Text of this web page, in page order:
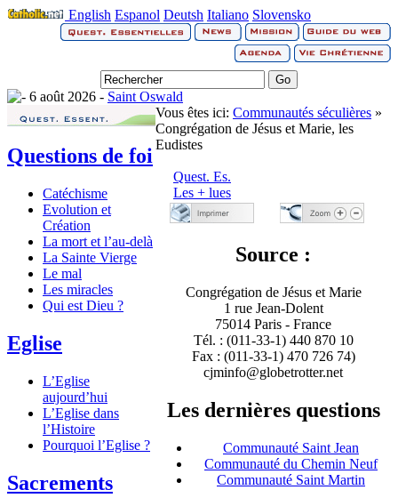
English Espanol Deutsh Italiano Slovensko
6 août 2026 - Saint Oswald
Questions de foi
Catéchisme
Evolution et
Création
La mort et l’au-delà
La Sainte Vierge
Le mal
Les miracles
Qui est Dieu ?
Eglise
L’Eglise
aujourd’hui
L’Eglise dans
l’Histoire
Pourquoi l’Eglise ?
Sacrements
Vous êtes ici: Communautés séculières »
Congrégation de Jésus et Marie, les
Eudistes
Quest. Es.
Les + lues
Source :
Congrégation de Jésus et Marie
1 rue Jean-Dolent
75014 Paris - France
Tél. : (011-33-1) 440 870 10
Fax : (011-33-1) 470 726 74)
cjminfo@globetrotter.net
Les dernières questions
Communauté Saint Jean
Communauté du Chemin Neuf
Communauté Saint Martin